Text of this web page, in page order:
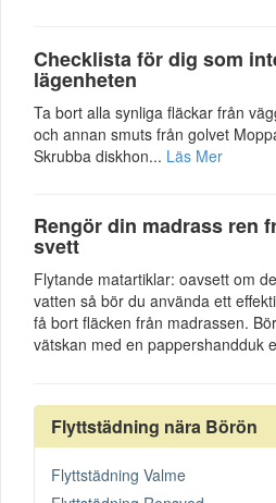
Checklista för dig som
lägenheten
Ta bort alla synliga fläckar från
och annan smuts från golvet
Skrubba diskhon... Läs Mer
Rengör din madrass ren
svett
Flytande matartiklar: oavsett om
vatten så bör du använda ett
få bort fläcken från madrassen.
vätskan med en pappershandduk
Flyttstädning nära Börön
Flyttstädning Valme